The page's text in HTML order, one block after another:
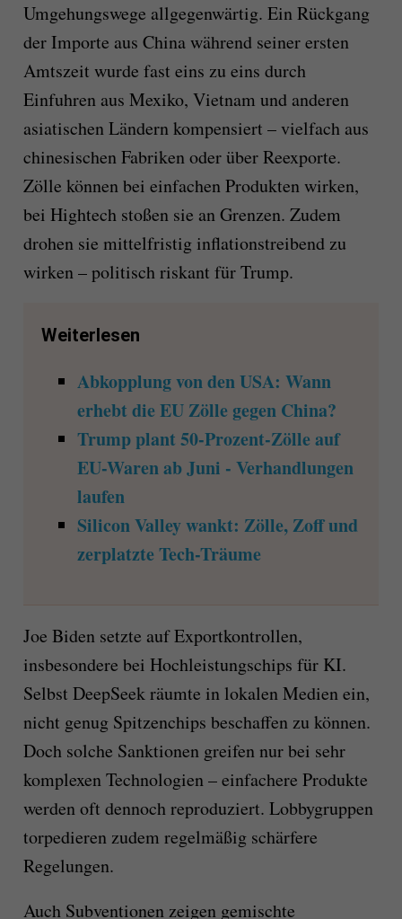
Umgehungswege allgegenwärtig. Ein Rückgang
der Importe aus China während seiner ersten
Amtszeit wurde fast eins zu eins durch
Einfuhren aus Mexiko, Vietnam und anderen
asiatischen Ländern kompensiert – vielfach aus
chinesischen Fabriken oder über Reexporte.
Zölle können bei einfachen Produkten wirken,
bei Hightech stoßen sie an Grenzen. Zudem
drohen sie mittelfristig inflationstreibend zu
wirken – politisch riskant für Trump.
Weiterlesen
Abkopplung von den USA: Wann
erhebt die EU Zölle gegen China?
Trump plant 50-Prozent-Zölle auf
EU-Waren ab Juni - Verhandlungen
laufen
Silicon Valley wankt: Zölle, Zoff und
zerplatzte Tech-Träume
Joe Biden setzte auf Exportkontrollen,
insbesondere bei Hochleistungschips für KI.
Selbst DeepSeek räumte in lokalen Medien ein,
nicht genug Spitzenchips beschaffen zu können.
Doch solche Sanktionen greifen nur bei sehr
komplexen Technologien – einfachere Produkte
werden oft dennoch reproduziert. Lobbygruppen
torpedieren zudem regelmäßig schärfere
Regelungen.
Auch Subventionen zeigen gemischte